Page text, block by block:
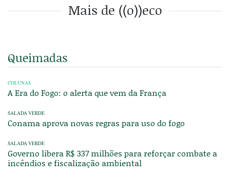
Mais de ((o))eco
Queimadas
COLUNAS
A Era do Fogo: o alerta que vem da França
SALADA VERDE
Conama aprova novas regras para uso do fogo
SALADA VERDE
Governo libera R$ 337 milhões para reforçar combate a
incêndios e fiscalização ambiental